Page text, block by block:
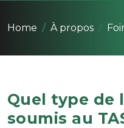
Home À propos
Quel type de
soumis au